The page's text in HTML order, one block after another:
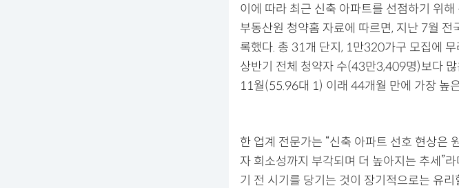
이에 따라 최근 신축 아파트를 선점하기 위
부동산원 청약홈 자료에 따르면, 지난 7월
록했다. 총 31개 단지, 1만320가구 모집에
상반기 전체 청약자 수(43만3,409명)보다
11월(55.96대 1) 이래 44개월 만에 가장 높
한 업계 전문가는 “신축 아파트 선호 현상은
자 희소성까지 부각되며 더 높아지는 추세”
기 전 시기를 당기는 것이 장기적으로는 유리